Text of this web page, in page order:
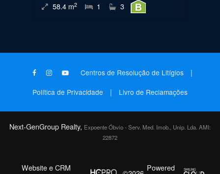
58.4 m2 1 3
Centros de Resolução de Litígios |
Política de Privacidade | Livro de Reclamações
Next-GenGroup Realty, Expoente Óbvio - Serv. Med. Imob., Unip. Lda. AMI:
22872
Website e CRM
Powered